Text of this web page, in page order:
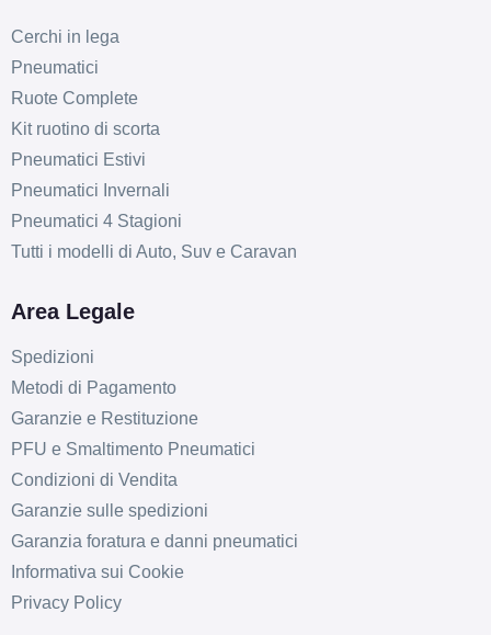
Cerchi in lega
Pneumatici
Ruote Complete
Kit ruotino di scorta
Pneumatici Estivi
Pneumatici Invernali
Pneumatici 4 Stagioni
Tutti i modelli di Auto, Suv e Caravan
Area Legale
Spedizioni
Metodi di Pagamento
Garanzie e Restituzione
PFU e Smaltimento Pneumatici
Condizioni di Vendita
Garanzie sulle spedizioni
Garanzia foratura e danni pneumatici
Informativa sui Cookie
Privacy Policy